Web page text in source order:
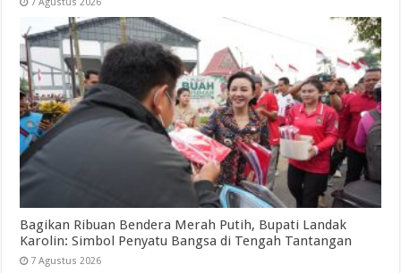
Bagikan Ribuan Bendera Merah Putih, Bupati Landak
Karolin: Simbol Penyatu Bangsa di Tengah Tantangan
7 Agustus 2026